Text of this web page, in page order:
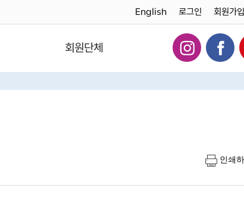
English 로그인 회원가입
회원단체
인쇄